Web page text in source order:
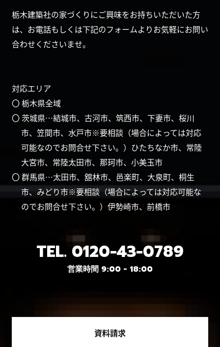
栃木建築社の家づくりにご興味をお持ちいただいた方
は、お電話もしくは下記のフォームよりお気軽にお問い
合わせくださいませ。
対応エリア
〇 栃木県全域
〇 茨城県…結城市、古河市、筑西市、下妻市、桜川
市、笠間市、水戸市※要相談（場合によっては対応
可能なのでお問合せ下さい。）ひたちなか市、常陸
大宮市、常陸太田市、那珂市、小美玉市
〇 群馬県…太田市、舘林市、邑楽町、大泉町、桐生
市、みどり市※要相談（場合によっては対応可能な
のでお問合せ下さい。）伊勢崎市、前橋市
TEL. 0120-43-0789
営業時間 9:00 - 18:00
資料請求